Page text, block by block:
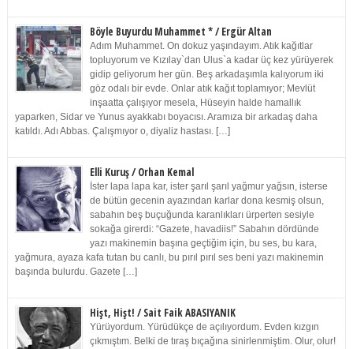
Böyle Buyurdu Muhammet * / Ergür Altan
Adım Muhammet. On dokuz yaşındayım. Atık kağıtlar
topluyorum ve Kızılay`dan Ulus`a kadar üç kez yürüyerek
gidip geliyorum her gün. Beş arkadaşımla kalıyorum iki
göz odalı bir evde. Onlar atık kağıt toplamıyor; Mevlüt
inşaatta çalışıyor mesela, Hüseyin halde hamallık
yaparken, Sidar ve Yunus ayakkabı boyacısı. Aramıza bir arkadaş daha
katıldı. Adı Abbas. Çalışmıyor o, diyaliz hastası. […]
Elli Kuruş / Orhan Kemal
İster lapa lapa kar, ister şarıl şarıl yağmur yağsın, isterse
de bütün gecenin ayazından karlar dona kesmiş olsun,
sabahın beş buçuğunda karanlıkları ürperten sesiyle
sokağa girerdi: “Gazete, havadiis!” Sabahın dördünde
yazı makinemin başına geçtiğim için, bu ses, bu kara,
yağmura, ayaza kafa tutan bu canlı, bu pırıl pırıl ses beni yazı makinemin
başında bulurdu. Gazete […]
Hişt, Hişt! / Sait Faik ABASIYANIK
Yürüyordum. Yürüdükçe de açılıyordum. Evden kızgın
çıkmıştım. Belki de tıraş bıçağına sinirlenmiştim. Olur, olur!